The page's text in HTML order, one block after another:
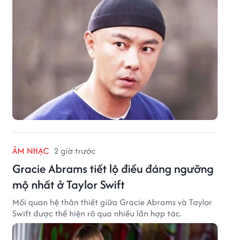
ÂM NHẠC 2 giờ trước
Gracie Abrams tiết lộ điều đáng ngưỡng
mộ nhất ở Taylor Swift
Mối quan hệ thân thiết giữa Gracie Abrams và Taylor
Swift được thể hiện rõ qua nhiều lần hợp tác.